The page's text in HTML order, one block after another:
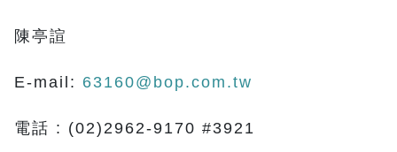
陳亭諠
E-mail: 63160@bop.com.tw
電話 : (02)2962-9170 #3921